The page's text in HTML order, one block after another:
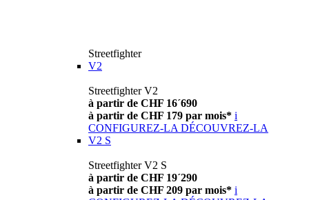
Streetfighter
V2
Streetfighter V2
à partir de CHF 16´690
à partir de CHF 179 par mois* i
CONFIGUREZ-LA DÉCOUVREZ-LA
V2 S
Streetfighter V2 S
à partir de CHF 19´290
à partir de CHF 209 par mois* i